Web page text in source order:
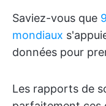
Saviez-vous que
mondiaux
données pour
Les rapports de